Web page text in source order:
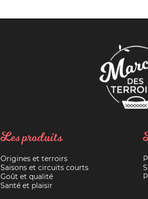
Les produits
Origines et terroirs
Saisons et circuits courts
Goût et qualité
Santé et plaisir